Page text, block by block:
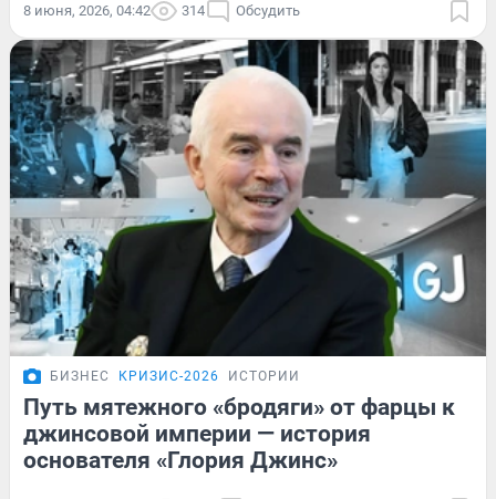
8 июня, 2026, 04:42 314 Обсудить
БИЗНЕС КРИЗИС-2026 ИСТОРИИ
Путь мятежного «бродяги» от фарцы к
джинсовой империи — история
основателя «Глория Джинс»